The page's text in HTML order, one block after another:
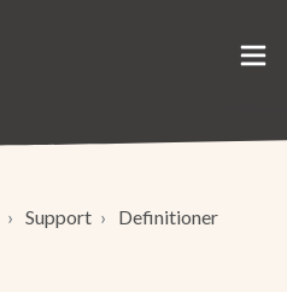
Support Definitioner